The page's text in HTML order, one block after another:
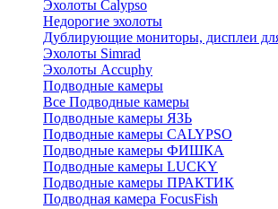
Эхолоты Calypso
Недорогие эхолоты
Дублирующие мониторы, дисплеи
Эхолоты Simrad
Эхолоты Accuphy
Подводные камеры
Все Подводные камеры
Подводные камеры ЯЗЬ
Подводные камеры CALYPSO
Подводные камеры ФИШКА
Подводные камеры LUCKY
Подводные камеры ПРАКТИК
Подводная камера FocusFish